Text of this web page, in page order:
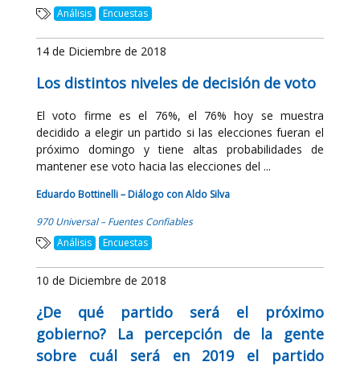
Análisis
Encuestas
14 de Diciembre de 2018
Los distintos niveles de decisión de voto
El voto firme es el 76%, el 76% hoy se muestra
decidido a elegir un partido si las elecciones fueran el
próximo domingo y tiene altas probabilidades de
mantener ese voto hacia las elecciones del ...
Eduardo Bottinelli – Diálogo con Aldo Silva
970 Universal – Fuentes Confiables
Análisis
Encuestas
10 de Diciembre de 2018
¿De qué partido será el próximo
gobierno? La percepción de la gente
sobre cuál será en 2019 el partido